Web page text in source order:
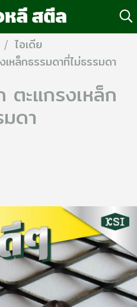
ไอเดีย
หล็กธรรมดาที่ไม่ธรรมดา
ตะแกรงเหล็ก
ดา